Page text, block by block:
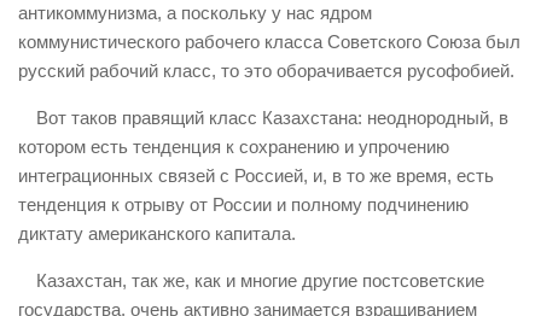
антикоммунизма, а поскольку у нас ядром
коммунистического рабочего класса Советского Союза был
русский рабочий класс, то это оборачивается русофобией.
Вот таков правящий класс Казахстана: неоднородный, в
котором есть тенденция к сохранению и упрочению
интеграционных связей с Россией, и, в то же время, есть
тенденция к отрыву от России и полному подчинению
диктату американского капитала.
Казахстан, так же, как и многие другие постсоветские
государства, очень активно занимается взращиванием